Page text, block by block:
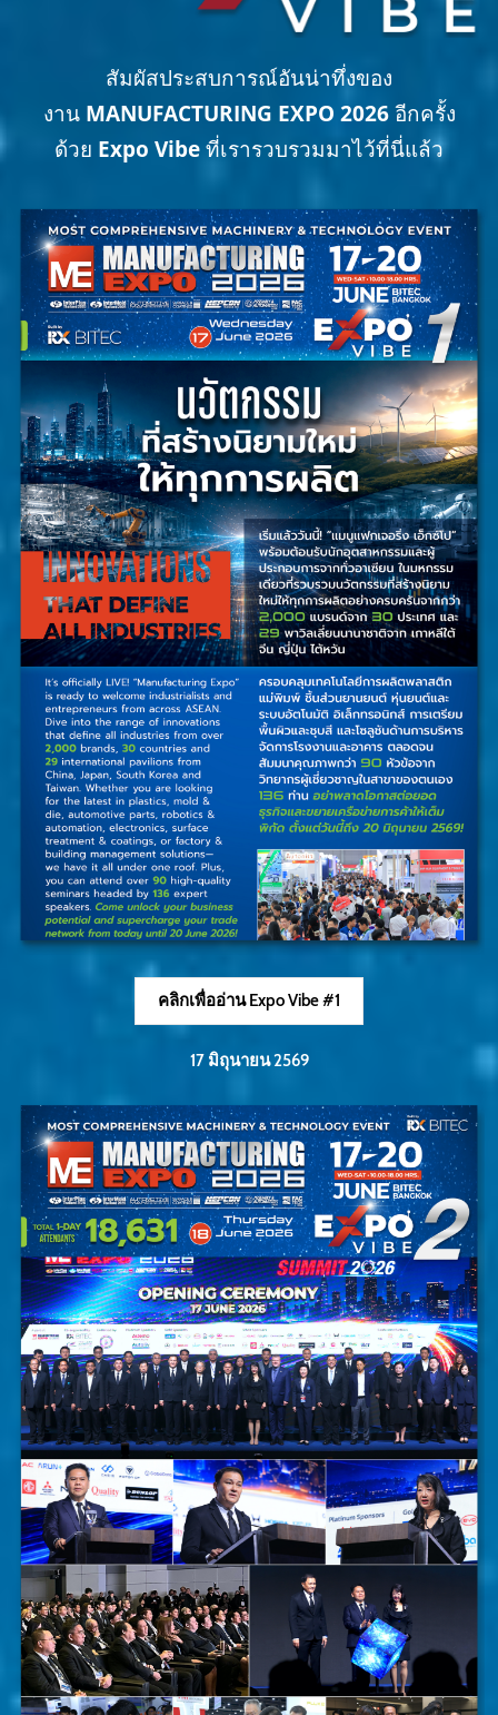
สัมผัสประสบการณ์อันน่าทึ่งของ
งาน MANUFACTURING EXPO 2026อีกครั้ง
ด้วย Expo Vibeที่เรารวบรวมมาไว้ที่นี่แล้ว
คลิกเพื่ออ่าน Expo Vibe #1
17 มิถุนายน 2569